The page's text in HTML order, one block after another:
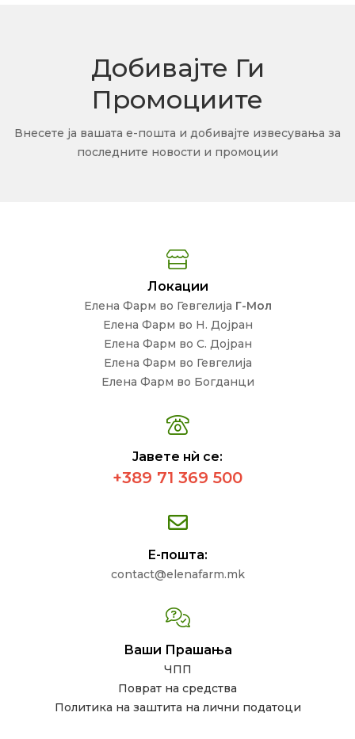
Добивајте Ги
Промоциите
Внесете ја вашата е-пошта и добивајте извесувања за
последните новости и промоции
Локации
Елена Фарм во Гевгелија Г-Мол
Елена Фарм во Н. Дојран
Елена Фарм во С. Дојран
Елена Фарм во Гевгелија
Елена Фарм во Богданци
Јавете нѝ се:
+389 71 369 500
Е-пошта:
contact@elenafarm.mk
Ваши Прашања
ЧПП
Поврат на средства
Политика на заштита на лични податоци